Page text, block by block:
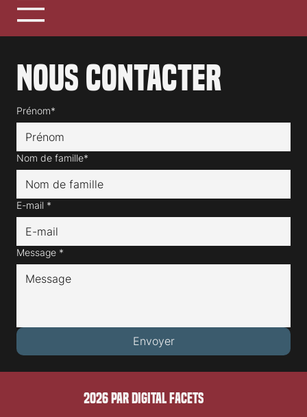
Nous contacter
Prénom*
Nom de famille*
E-mail *
Message *
Envoyer
2026 PAR DIGITAL FACETS